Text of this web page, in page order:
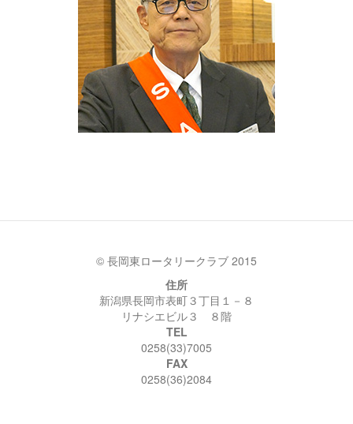
© 長岡東ロータリークラブ 2015
住所
新潟県長岡市表町３丁目１－８
リナシエビル３ ８階
TEL
0258(33)7005
FAX
0258(36)2084